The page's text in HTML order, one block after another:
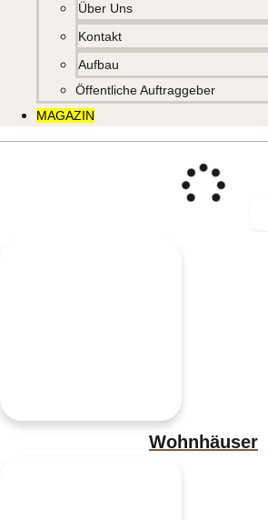
Über Uns
Kontakt
Aufbau
Öffentliche Auftraggeber
MAGAZIN
Wohnhäuser